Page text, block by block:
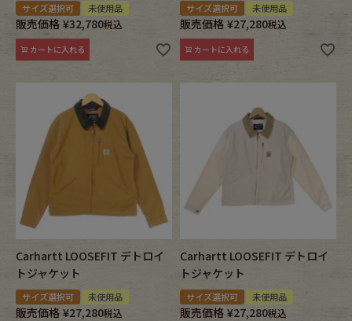
サイズ選択可 未使用品
販売価格 ¥32,780税込
カートに入れる
サイズ選択可 未使用品
販売価格 ¥27,280税込
カートに入れる
Carhartt LOOSEFIT デトロイ
トジャケット
サイズ選択可 未使用品
販売価格 ¥27,280税込
Carhartt LOOSEFIT デトロイ
トジャケット
サイズ選択可 未使用品
販売価格 ¥27,280税込